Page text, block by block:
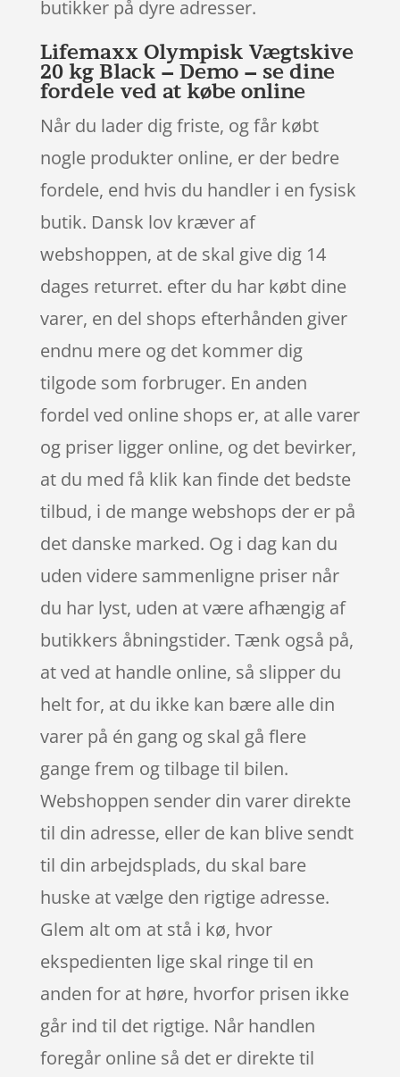
butikker på dyre adresser.
Lifemaxx Olympisk Vægtskive
20 kg Black – Demo – se dine
fordele ved at købe online
Når du lader dig friste, og får købt
nogle produkter online, er der bedre
fordele, end hvis du handler i en fysisk
butik. Dansk lov kræver af
webshoppen, at de skal give dig 14
dages returret. efter du har købt dine
varer, en del shops efterhånden giver
endnu mere og det kommer dig
tilgode som forbruger. En anden
fordel ved online shops er, at alle varer
og priser ligger online, og det bevirker,
at du med få klik kan finde det bedste
tilbud, i de mange webshops der er på
det danske marked. Og i dag kan du
uden videre sammenligne priser når
du har lyst, uden at være afhængig af
butikkers åbningstider. Tænk også på,
at ved at handle online, så slipper du
helt for, at du ikke kan bære alle din
varer på én gang og skal gå flere
gange frem og tilbage til bilen.
Webshoppen sender din varer direkte
til din adresse, eller de kan blive sendt
til din arbejdsplads, du skal bare
huske at vælge den rigtige adresse.
Glem alt om at stå i kø, hvor
ekspedienten lige skal ringe til en
anden for at høre, hvorfor prisen ikke
går ind til det rigtige. Når handlen
foregår online så det er direkte til